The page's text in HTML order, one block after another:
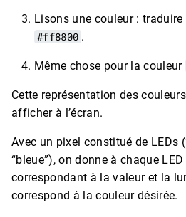
Lisons une couleur :
#ff8800 .
Même chose pour la couleur
Cette représentation des
afficher à l’écran.
Avec un pixel constitué de LEDs
“bleue”), on donne à chaque
correspondant à la valeur et la
correspond à la couleur désirée.